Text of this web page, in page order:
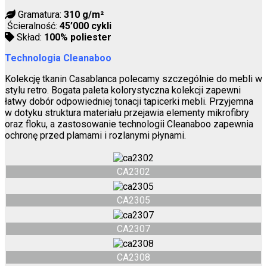
Gramatura: 310 g/m²
Ścieralność: 45’000 cykli
Skład: 100% poliester
Technologia Cleanaboo
Kolekcję tkanin Casablanca polecamy szczególnie do mebli w
stylu retro. Bogata paleta kolorystyczna kolekcji zapewni
łatwy dobór odpowiedniej tonacji tapicerki mebli. Przyjemna
w dotyku struktura materiału przejawia elementy mikrofibry
oraz floku, a zastosowanie technologii Cleanaboo zapewnia
ochronę przed plamami i rozlanymi płynami.
CA2302
CA2305
CA2307
CA2308